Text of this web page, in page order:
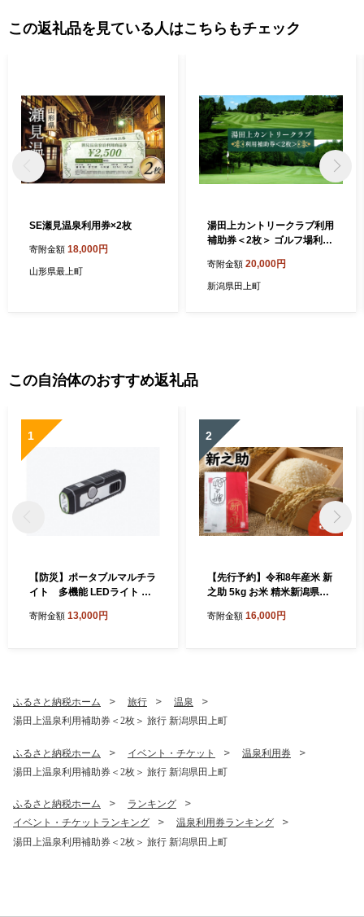
この返礼品を見ている人はこちらもチェック
SE瀬見温泉利用券×2枚
寄附金額 18,000円
山形県最上町
湯田上カントリークラブ利用
補助券＜2枚＞ ゴルフ場利用
潟県田上町
寄附金額 20,000円
新潟県田上町
この自治体のおすすめ返礼品
1
【防災】ポータブルマルチラ
イト 多機能 LEDライト ラ
充電 USB充電 サイレン付き
寄附金額 13,000円
2
【先行予約】令和8年産米 新
之助 5kg お米 精米新潟県田
寄附金額 16,000円
ふるさと納税ホーム 旅行
温泉
湯田上温泉利用補助券＜2枚＞ 旅行 新潟県田上町
ふるさと納税ホーム イベント・チケット
温泉利用券
湯田上温泉利用補助券＜2枚＞ 旅行 新潟県田上町
ふるさと納税ホーム
ランキング
イベント・チケットランキング
温泉利用券ランキング
湯田上温泉利用補助券＜2枚＞ 旅行 新潟県田上町